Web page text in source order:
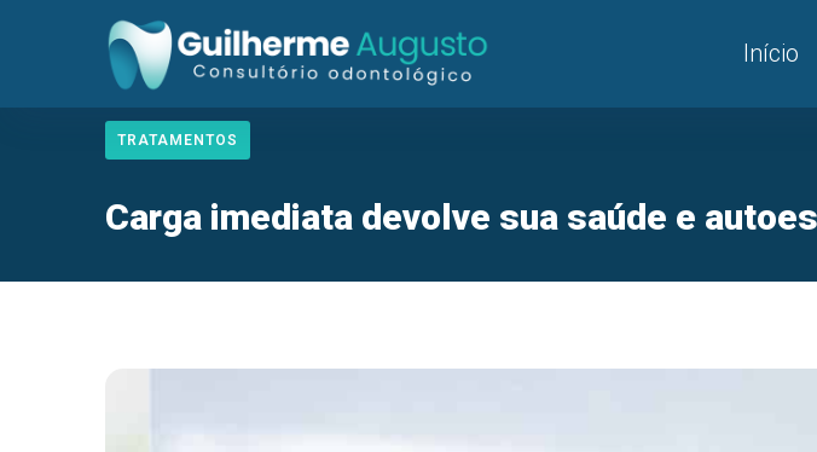
Início
TRATAMENTOS
Carga imediata devolve sua saúde e